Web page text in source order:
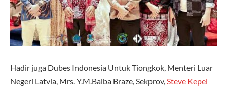
Hadir juga Dubes Indonesia Untuk Tiongkok, Menteri Luar
Negeri Latvia, Mrs. Y.M.Baiba Braze, Sekprov,Steve Kepel